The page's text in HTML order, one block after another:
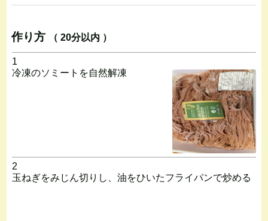
作り方 （ 20分以内 ）
1
冷凍のソミートを自然解凍
2
玉ねぎをみじん切りし、油をひいたフライパンで炒める